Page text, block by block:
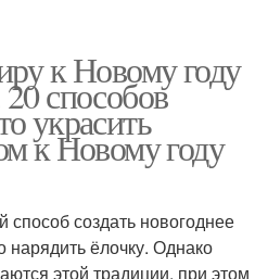
к Новому году
способов
украсить
к Новому году
создать новогоднее
нарядить ёлочку. Однако
этой традиции, при этом